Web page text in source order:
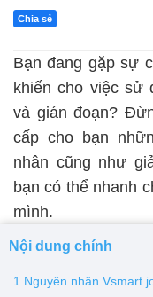
Màn hình
Thay pin
Pin
Pin
Vỏ
Chia sẻ
Bạn đang gặp sự
khiến cho việc sử
và gián đoạn?
cấp cho bạn
nhân cũng như
bạn có thể nhanh
mình.
Nội dung chính
1.Nguyên nhân Vsmart